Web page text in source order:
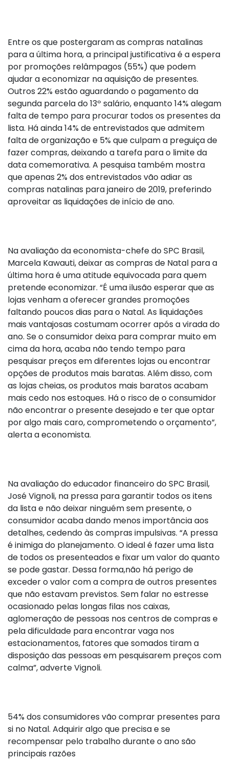
Entre os que postergaram as compras natalinas
para a última hora, a principal justificativa é a espera
por promoções relâmpagos (55%) que podem
ajudar a economizar na aquisição de presentes.
Outros 22% estão aguardando o pagamento da
segunda parcela do 13º salário, enquanto 14% alegam
falta de tempo para procurar todos os presentes da
lista. Há ainda 14% de entrevistados que admitem
falta de organização e 5% que culpam a preguiça de
fazer compras, deixando a tarefa para o limite da
data comemorativa. A pesquisa também mostra
que apenas 2% dos entrevistados vão adiar as
compras natalinas para janeiro de 2019, preferindo
aproveitar as liquidações de início de ano.
Na avaliação da economista-chefe do SPC Brasil,
Marcela Kawauti, deixar as compras de Natal para a
última hora é uma atitude equivocada para quem
pretende economizar. “É uma ilusão esperar que as
lojas venham a oferecer grandes promoções
faltando poucos dias para o Natal. As liquidações
mais vantajosas costumam ocorrer após a virada do
ano. Se o consumidor deixa para comprar muito em
cima da hora, acaba não tendo tempo para
pesquisar preços em diferentes lojas ou encontrar
opções de produtos mais baratas. Além disso, com
as lojas cheias, os produtos mais baratos acabam
mais cedo nos estoques. Há o risco de o consumidor
não encontrar o presente desejado e ter que optar
por algo mais caro, comprometendo o orçamento”,
alerta a economista.
Na avaliação do educador financeiro do SPC Brasil,
José Vignoli, na pressa para garantir todos os itens
da lista e não deixar ninguém sem presente, o
consumidor acaba dando menos importância aos
detalhes, cedendo às compras impulsivas. “A pressa
é inimiga do planejamento. O ideal é fazer uma lista
de todos os presenteados e fixar um valor do quanto
se pode gastar. Dessa forma,não há perigo de
exceder o valor com a compra de outros presentes
que não estavam previstos. Sem falar no estresse
ocasionado pelas longas filas nos caixas,
aglomeração de pessoas nos centros de compras e
pela dificuldade para encontrar vaga nos
estacionamentos, fatores que somados tiram a
disposição das pessoas em pesquisarem preços com
calma”, adverte Vignoli.
54% dos consumidores vão comprar presentes para
si no Natal. Adquirir algo que precisa e se
recompensar pelo trabalho durante o ano são
principais razões